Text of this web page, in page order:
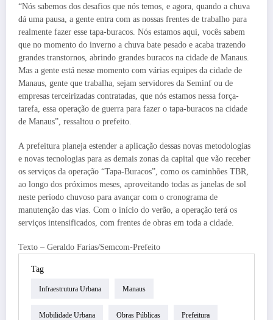
“Nós sabemos dos desafios que nós temos, e agora, quando a chuva
dá uma pausa, a gente entra com as nossas frentes de trabalho para
realmente fazer esse tapa-buracos. Nós estamos aqui, vocês sabem
que no momento do inverno a chuva bate pesado e acaba trazendo
grandes transtornos, abrindo grandes buracos na cidade de Manaus.
Mas a gente está nesse momento com várias equipes da cidade de
Manaus, gente que trabalha, sejam servidores da Seminf ou de
empresas terceirizadas contratadas, que nós estamos nessa força-
tarefa, essa operação de guerra para fazer o tapa-buracos na cidade
de Manaus”, ressaltou o prefeito.
A prefeitura planeja estender a aplicação dessas novas metodologias
e novas tecnologias para as demais zonas da capital que vão receber
os serviços da operação “Tapa-Buracos”, como os caminhões TBR,
ao longo dos próximos meses, aproveitando todas as janelas de sol
neste período chuvoso para avançar com o cronograma de
manutenção das vias. Com o início do verão, a operação terá os
serviços intensificados, com frentes de obras em toda a cidade.
Texto – Geraldo Farias/Semcom-Prefeito
Tag
Infraestrutura Urbana Manaus
Mobilidade Urbana Obras Públicas Prefeitura